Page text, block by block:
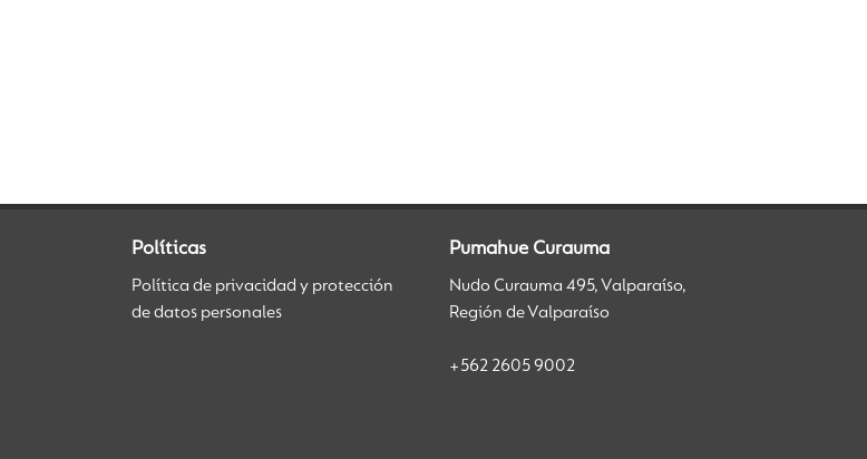
Políticas
Política de privacidad y protección
de datos personales
Pumahue Curauma
Nudo Curauma 495, Valparaíso,
Región de Valparaíso
+562 2605 9002